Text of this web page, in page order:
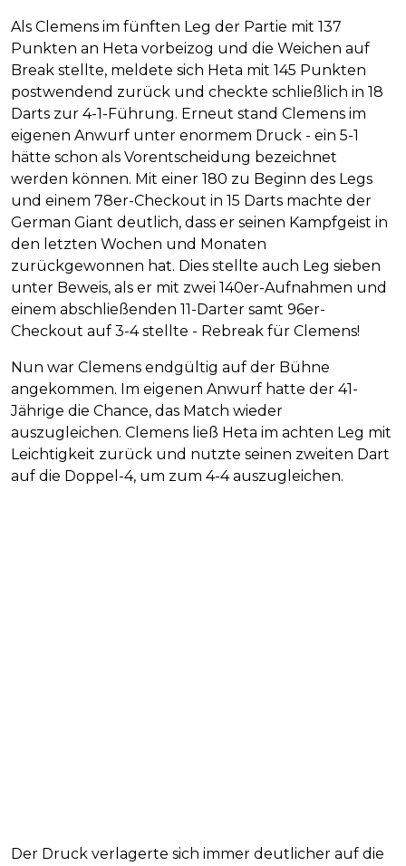
Als Clemens im fünften Leg der Partie mit 137
Punkten an Heta vorbeizog und die Weichen auf
Break stellte, meldete sich Heta mit 145 Punkten
postwendend zurück und checkte schließlich in 18
Darts zur 4-1-Führung. Erneut stand Clemens im
eigenen Anwurf unter enormem Druck - ein 5-1
hätte schon als Vorentscheidung bezeichnet
werden können. Mit einer 180 zu Beginn des Legs
und einem 78er-Checkout in 15 Darts machte der
German Giant deutlich, dass er seinen Kampfgeist in
den letzten Wochen und Monaten
zurückgewonnen hat. Dies stellte auch Leg sieben
unter Beweis, als er mit zwei 140er-Aufnahmen und
einem abschließenden 11-Darter samt 96er-
Checkout auf 3-4 stellte - Rebreak für Clemens!
Nun war Clemens endgültig auf der Bühne
angekommen. Im eigenen Anwurf hatte der 41-
Jährige die Chance, das Match wieder
auszugleichen. Clemens ließ Heta im achten Leg mit
Leichtigkeit zurück und nutzte seinen zweiten Dart
auf die Doppel-4, um zum 4-4 auszugleichen.
Der Druck verlagerte sich immer deutlicher auf die